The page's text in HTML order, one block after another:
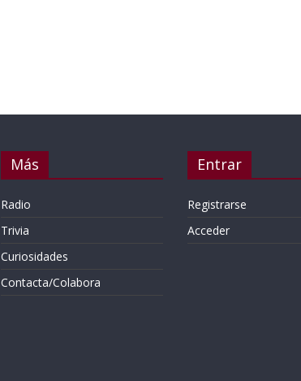
Más
Radio
Trivia
Curiosidades
Contacta/Colabora
Entrar
Registrarse
Acceder